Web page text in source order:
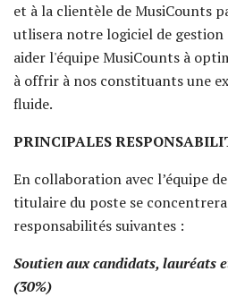
et à la clientèle de MusiCounts
utlisera notre logiciel de gestion
aider l'équipe MusiCounts à
à offrir à nos constituants une
fluide.
PRINCIPALES
En collaboration avec l’équipe
titulaire du poste se
responsabilités suivantes :
Soutien aux candidats, lauréats
(30%)